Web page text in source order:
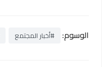
الوسوم: #أخبار المجتمع